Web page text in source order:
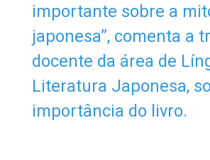
importante sobre a
japonesa”, comenta a
docente da área de
Literatura Japonesa,
importância do livro.